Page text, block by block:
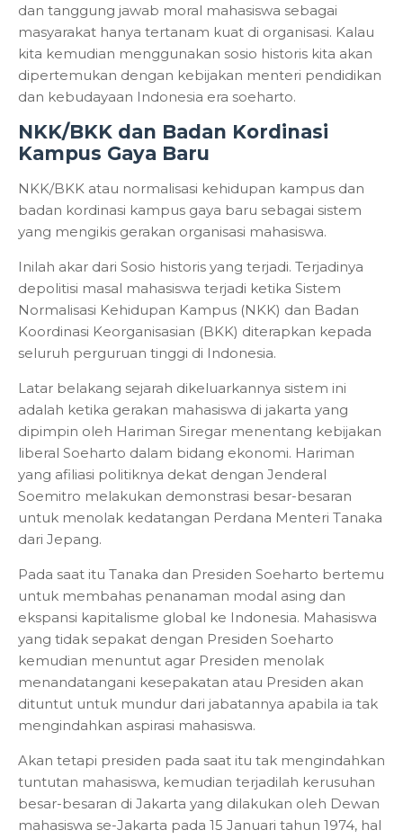
dan tanggung jawab moral mahasiswa sebagai
masyarakat hanya tertanam kuat di organisasi. Kalau
kita kemudian menggunakan sosio historis kita akan
dipertemukan dengan kebijakan menteri pendidikan
dan kebudayaan Indonesia era soeharto.
NKK/BKK dan Badan Kordinasi
Kampus Gaya Baru
NKK/BKK atau normalisasi kehidupan kampus dan
badan kordinasi kampus gaya baru sebagai sistem
yang mengikis gerakan organisasi mahasiswa.
Inilah akar dari Sosio historis yang terjadi. Terjadinya
depolitisi masal mahasiswa terjadi ketika Sistem
Normalisasi Kehidupan Kampus (NKK) dan Badan
Koordinasi Keorganisasian (BKK) diterapkan kepada
seluruh perguruan tinggi di Indonesia.
Latar belakang sejarah dikeluarkannya sistem ini
adalah ketika gerakan mahasiswa di jakarta yang
dipimpin oleh Hariman Siregar menentang kebijakan
liberal Soeharto dalam bidang ekonomi. Hariman
yang afiliasi politiknya dekat dengan Jenderal
Soemitro melakukan demonstrasi besar-besaran
untuk menolak kedatangan Perdana Menteri Tanaka
dari Jepang.
Pada saat itu Tanaka dan Presiden Soeharto bertemu
untuk membahas penanaman modal asing dan
ekspansi kapitalisme global ke Indonesia. Mahasiswa
yang tidak sepakat dengan Presiden Soeharto
kemudian menuntut agar Presiden menolak
menandatangani kesepakatan atau Presiden akan
dituntut untuk mundur dari jabatannya apabila ia tak
mengindahkan aspirasi mahasiswa.
Akan tetapi presiden pada saat itu tak mengindahkan
tuntutan mahasiswa, kemudian terjadilah kerusuhan
besar-besaran di Jakarta yang dilakukan oleh Dewan
mahasiswa se-Jakarta pada 15 Januari tahun 1974, hal